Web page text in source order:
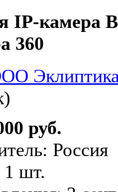
IP-камера
360
руб.
Россия
1 шт.